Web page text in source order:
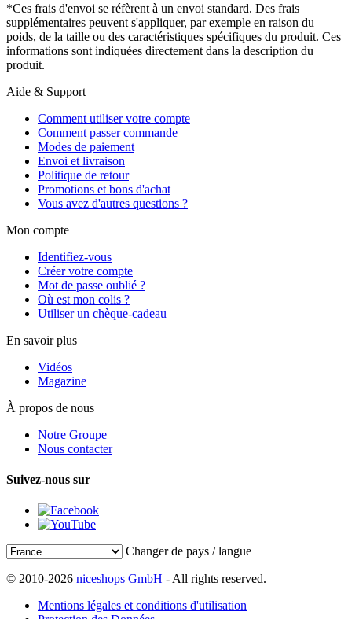
*Ces frais d'envoi se réfèrent à un envoi standard. Des frais
supplémentaires peuvent s'appliquer, par exemple en raison du
poids, de la taille ou des caractéristiques spécifiques du produit. Ces
informations sont indiquées directement dans la description du
produit.
Aide & Support
Comment utiliser votre compte
Comment passer commande
Modes de paiement
Envoi et livraison
Politique de retour
Promotions et bons d'achat
Vous avez d'autres questions ?
Mon compte
Identifiez-vous
Créer votre compte
Mot de passe oublié ?
Où est mon colis ?
Utiliser un chèque-cadeau
En savoir plus
Vidéos
Magazine
À propos de nous
Notre Groupe
Nous contacter
Suivez-nous sur
Changer de pays / langue
© 2010-2026 niceshops GmbH - All rights reserved.
Mentions légales et conditions d'utilisation